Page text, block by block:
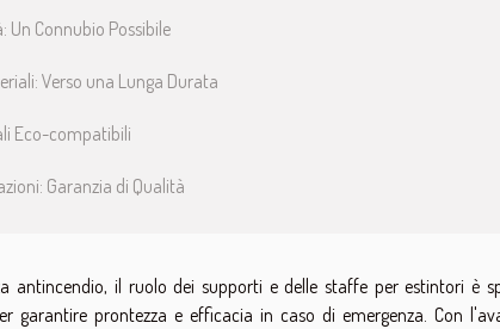
Un Connubio Possibile
Verso una Lunga Durata
Eco-compatibili
Garanzia di Qualità
antincendio, il ruolo dei supporti e delle staffe per estintori è
garantire prontezza e efficacia in caso di emergenza. Con